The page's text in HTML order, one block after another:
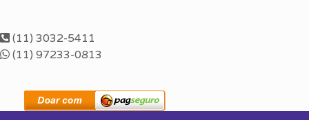
(11) 3032-5411
(11) 97233-0813